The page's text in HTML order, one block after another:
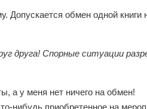
Допускается обмен одной книги
друга! Спорные ситуации
а у меня нет ничего на обмен!
нибудь приобретенное на